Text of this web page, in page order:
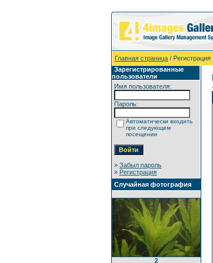
Главная страница / Регистрация
Зарегистрированные
пользователи
Имя пользователя:
Пароль:
Автоматически входить
при следующем
посещении
» Забыл пароль
» Регистрация
Случайная фотография
2